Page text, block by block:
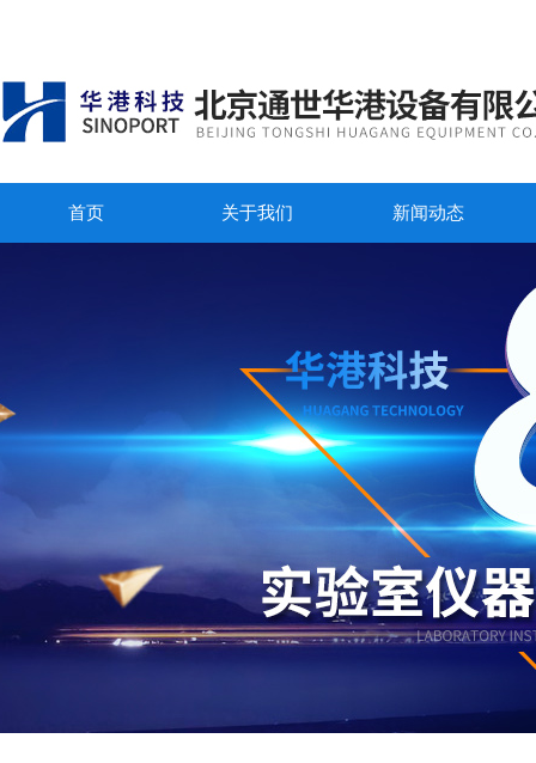
首页 关于我们 新闻动态